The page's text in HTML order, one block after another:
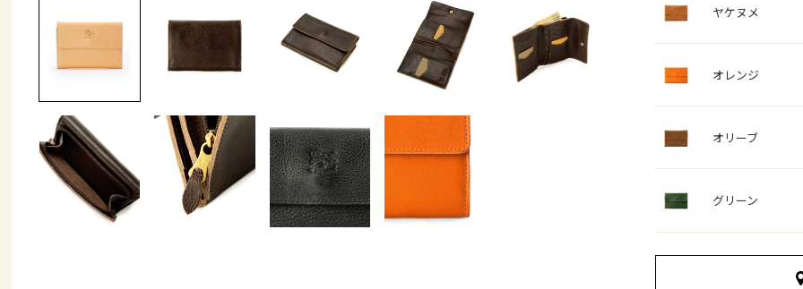
ヤケヌメ
オレンジ
オリーブ
グリーン